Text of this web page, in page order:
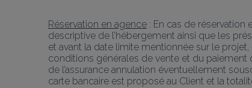
Réservation en agence : En cas de
descriptive de l’hébergement ainsi que les
et avant la date limite mentionnée sur le
conditions générales de vente et du paiement
de l’assurance annulation éventuellement
carte bancaire est proposé au Client et la